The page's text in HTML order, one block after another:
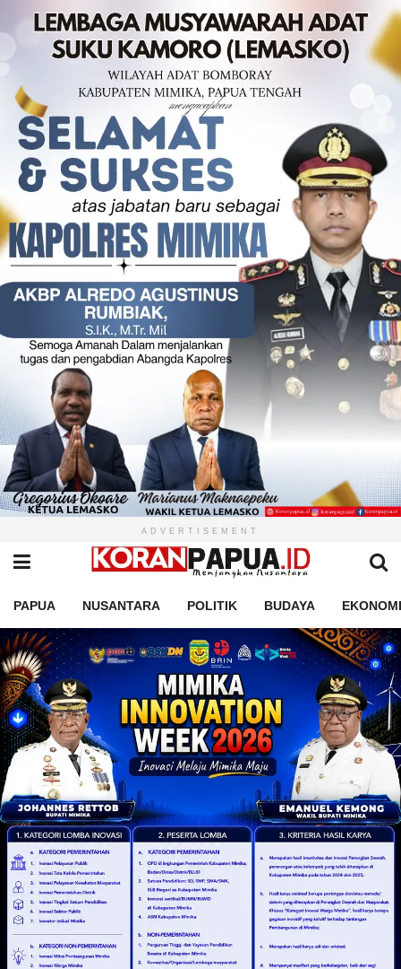
ADVERTISEMENT
PAPUA NUSANTARA POLITIK BUDAYA EKONOMI